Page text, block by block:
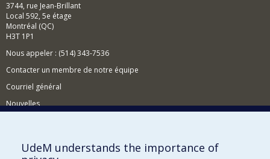
3744, rue Jean-Brillant
Local 592, 5e étage
Montréal (QC)
H3T 1P1
Nous appeler : (514) 343-7536
Contacter un membre de notre équipe
Courriel général
Nouvelles
Comment soutenir le CÉRIUM?
UdeM understands the importance of